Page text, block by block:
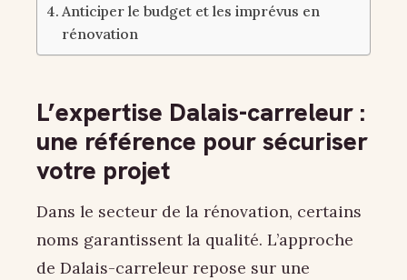
Anticiper le budget et les imprévus en
rénovation
L’expertise Dalais-carreleur :
une référence pour sécuriser
votre projet
Dans le secteur de la rénovation, certains
noms garantissent la qualité. L’approche
de Dalais-carreleur repose sur une